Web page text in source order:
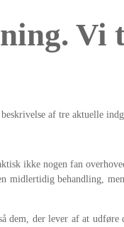
af tre aktuelle
ikke nogen fan
midlertidig behandling,
dem, der lever af at